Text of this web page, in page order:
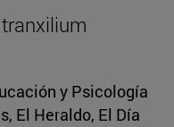
y Psicología
El Heraldo, El Día